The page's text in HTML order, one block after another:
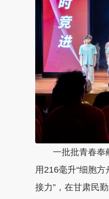
一批批青春奉献
用216毫升“细胞
接力”，在甘肃民